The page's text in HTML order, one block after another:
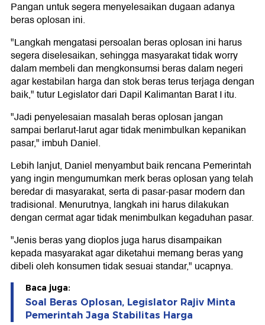
Pangan untuk segera menyelesaikan dugaan adanya
beras oplosan ini.
"Langkah mengatasi persoalan beras oplosan ini harus
segera diselesaikan, sehingga masyarakat tidak worry
dalam membeli dan mengkonsumsi beras dalam negeri
agar kestabilan harga dan stok beras terus terjaga dengan
baik," tutur Legislator dari Dapil Kalimantan Barat I itu.
"Jadi penyelesaian masalah beras oplosan jangan
sampai berlarut-larut agar tidak menimbulkan kepanikan
pasar," imbuh Daniel.
Lebih lanjut, Daniel menyambut baik rencana Pemerintah
yang ingin mengumumkan merk beras oplosan yang telah
beredar di masyarakat, serta di pasar-pasar modern dan
tradisional. Menurutnya, langkah ini harus dilakukan
dengan cermat agar tidak menimbulkan kegaduhan pasar.
"Jenis beras yang dioplos juga harus disampaikan
kepada masyarakat agar diketahui memang beras yang
dibeli oleh konsumen tidak sesuai standar," ucapnya.
Baca juga:
Soal Beras Oplosan, Legislator Rajiv Minta
Pemerintah Jaga Stabilitas Harga